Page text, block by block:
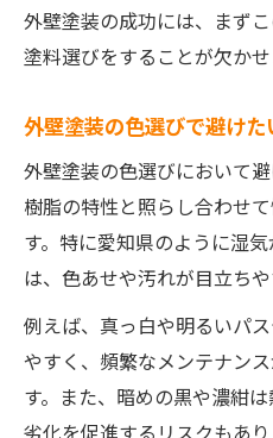
外壁塗装の成功には、まず
塗料選びをすることが欠かせ
外壁塗装の色選びで避け
外壁塗装の色選びにおいて
樹脂の特性と照らし合わせ
す。特に愛知県のように湿
は、色あせや汚れが目立ち
例えば、真っ白や明るいパ
やすく、頻繁なメンテナン
す。また、暗めの黒や濃紺
劣化を促進するリスクもあ